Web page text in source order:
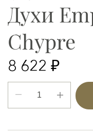
Духи
Chypre
8 622 ₽